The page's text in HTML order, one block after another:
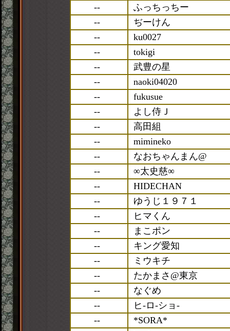
--
ふっちっちー
--
ぢーけん
--
ku0027
--
tokigi
--
武豊の星
--
naoki04020
--
fukusue
--
よし侍Ｊ
--
高田組
--
mimineko
--
なおちゃんまん@
--
∞太史慈∞
--
HIDECHAN
--
ゆうじ１９７１
--
ヒマくん
--
まこポン
--
キング愛知
--
ミウキチ
--
たかまさ@東京
--
なぐめ
--
ヒ-ロ-ショ-
--
*SORA*